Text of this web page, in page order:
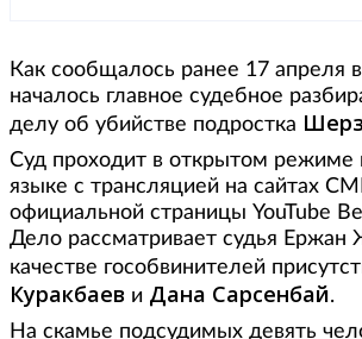
Как сообщалось ранее 17 апреля
началось главное судебное
делу об убийстве подростка
Суд проходит в открытом режиме
языке с трансляцией на сайтах
официальной страницы YouTube
Дело рассматривает судья Ержан
качестве гособвинителей
Куракбаев и Дана Сарсенбай.
На скамье подсудимых девять